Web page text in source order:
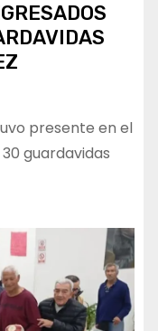
presente en el
guardavidas